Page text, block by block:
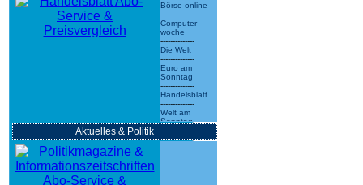
Börse online
--------------
Computer-
woche
--------------
Die Welt
--------------
Euro am
Sonntag
--------------
Handelsblatt
--------------
Welt am
Sonntag
Wirtschafts-
Aktuelles & Politik